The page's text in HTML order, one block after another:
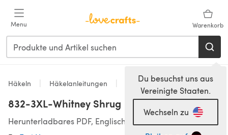
Menu Warenkorb
Du besuchst uns aus
Vereinigte Staaten.
Wechseln zu
Häkeln Häkelanleitungen Pullover
832-3XL-Whitney Shrug
Herunterladbares PDF, Englisch